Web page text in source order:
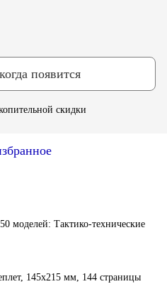
появится
скидки
моделей: Тактико-технические
145х215 мм, 144 страницы